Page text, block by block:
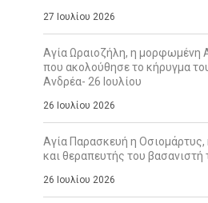
27 Ιουλίου 2026
Αγία Ωραιοζήλη, η μορφωμένη
που ακολούθησε το κήρυγμα
Ανδρέα- 26 Ιουλίου
26 Ιουλίου 2026
Αγία Παρασκευή η
και θεραπευτής του βασανιστή
26 Ιουλίου 2026